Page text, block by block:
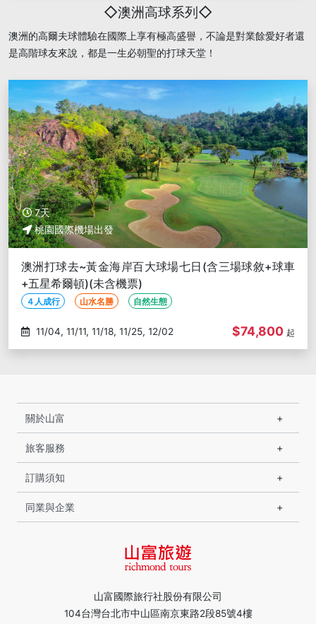
◇澳洲高球系列◇
澳洲的高爾夫球體驗在國際上享有極高盛譽，不論是對業餘愛好者還
是高階球友來說，都是一生必朝聖的打球天堂！
7天
桃園國際機場出發
澳洲打球去~黃金海岸百大球場七日(含三場球敘+球車
+五星希爾頓)(未含機票)
４人成行 山水名勝 自然生態
11/04, 11/11, 11/18, 11/25, 12/02 $74,800 起
山富國際旅行社股份有限公司
104台灣台北市中山區南京東路2段85號4樓
關於山富
旅客服務
訂購須知
同業與企業